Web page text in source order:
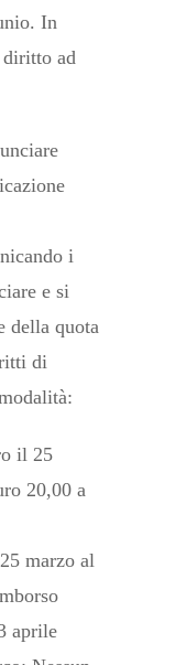
In
diritto ad
i
e si
della quota
di
il 25
20,00 a
marzo al
aprile